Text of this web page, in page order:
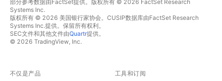
部分参考数据由FactSet提供。版权所有 © 2026 FactSet Research
Systems Inc.
版权所有 © 2026 美国银行家协会。CUSIP数据库由FactSet Research
Systems Inc.提供。保留所有权利。
SEC文件和其他文件由Quartr提供。
© 2026 TradingView, Inc.
不仅是产品 工具和订阅